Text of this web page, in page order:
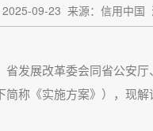
2025-09-23 来源：信用中国
发展改革委会同省公安厅
简称《实施方案》），现解